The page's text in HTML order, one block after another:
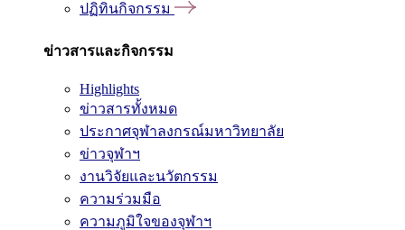
ปฏิทินกิจกรรม
ข่าวสารและกิจกรรม
Highlights
ข่าวสารทั้งหมด
ประกาศจุฬาลงกรณ์มหาวิทยาลัย
ข่าวจุฬาฯ
งานวิจัยและนวัตกรรม
ความร่วมมือ
ความภูมิใจของจุฬาฯ